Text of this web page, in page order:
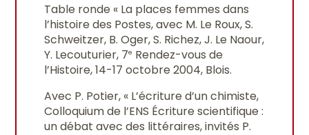
Table ronde « La places femmes dans
l’histoire des Postes, avec M. Le Roux, S.
Schweitzer, B. Oger, S. Richez, J. Le Naour,
Y. Lecouturier, 7e Rendez-vous de
l’Histoire, 14-17 octobre 2004, Blois.
Avec P. Potier, « L’écriture d’un chimiste,
Colloquium de l’ENS Écriture scientifique :
un débat avec des littéraires, invités P.